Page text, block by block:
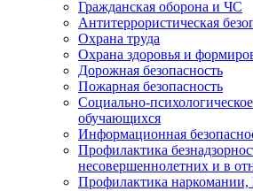
Гражданская оборона и ЧС
Антитеррористическая
Охрана труда
Охрана здоровья и
Дорожная безопасность
Пожарная безопасность
Социально-
обучающихся
Информационная
Профилактика
несовершеннолетних и в
Профилактика